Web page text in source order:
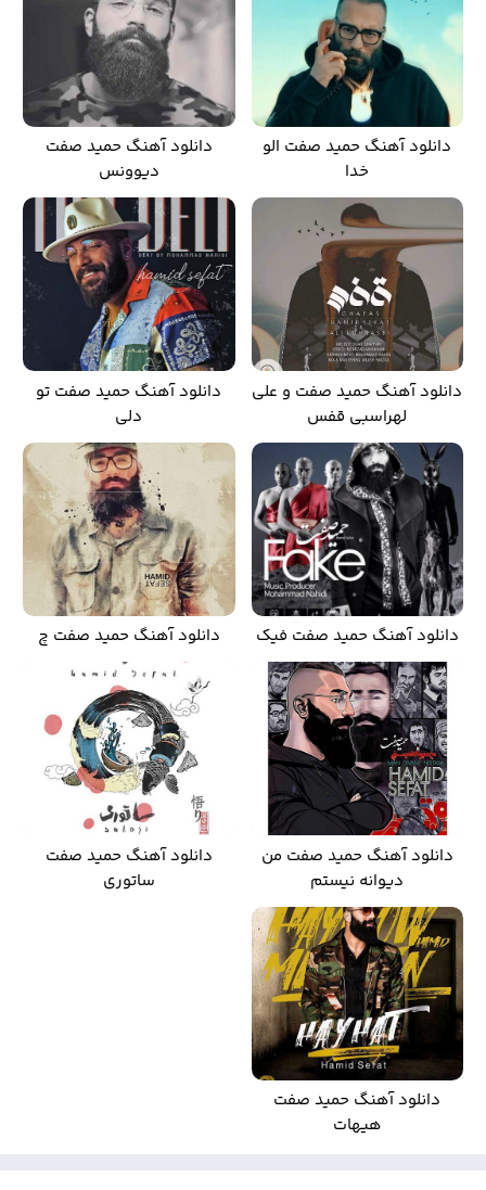
دانلود آهنگ حمید صفت الو
خدا
دانلود آهنگ حمید صفت
دیوونس
دانلود آهنگ حمید صفت و علی
لهراسبی قفس
دانلود آهنگ حمید صفت تو
دلی
دانلود آهنگ حمید صفت فیک دانلود آهنگ حمید صفت چ
دانلود آهنگ حمید صفت من
دیوانه نیستم
دانلود آهنگ حمید صفت
ساتوری
دانلود آهنگ حمید صفت
هیهات